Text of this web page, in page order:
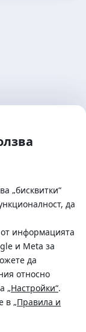
„бисквитки“
да
информацията
и Meta за
да
относно
„Настройки“.
в „Правила и
1036